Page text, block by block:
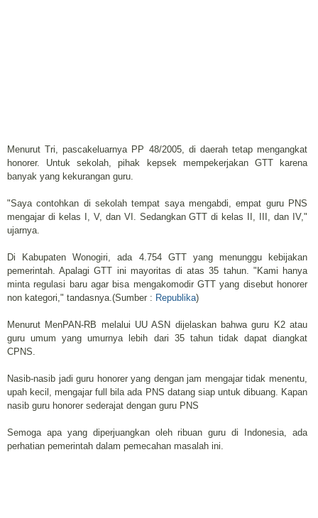
Menurut Tri, pascakeluarnya PP 48/2005, di daerah tetap mengangkat
honorer. Untuk sekolah, pihak kepsek mempekerjakan GTT karena
banyak yang kekurangan guru.
"Saya contohkan di sekolah tempat saya mengabdi, empat guru PNS
mengajar di kelas I, V, dan VI. Sedangkan GTT di kelas II, III, dan IV,"
ujarnya.
Di Kabupaten Wonogiri, ada 4.754 GTT yang menunggu kebijakan
pemerintah. Apalagi GTT ini mayoritas di atas 35 tahun. "Kami hanya
minta regulasi baru agar bisa mengakomodir GTT yang disebut honorer
non kategori," tandasnya.(Sumber : Republika)
Menurut MenPAN-RB melalui UU ASN dijelaskan bahwa guru K2 atau
guru umum yang umurnya lebih dari 35 tahun tidak dapat diangkat
CPNS.
Nasib-nasib jadi guru honorer yang dengan jam mengajar tidak menentu,
upah kecil, mengajar full bila ada PNS datang siap untuk dibuang. Kapan
nasib guru honorer sederajat dengan guru PNS
Semoga apa yang diperjuangkan oleh ribuan guru di Indonesia, ada
perhatian pemerintah dalam pemecahan masalah ini.